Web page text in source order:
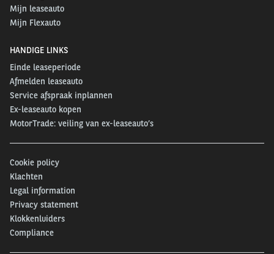
Mijn leaseauto
Mijn Flexauto
HANDIGE LINKS
Einde leaseperiode
Afmelden leaseauto
Service afspraak inplannen
Ex-leaseauto kopen
MotorTrade: veiling van ex-leaseauto’s
Cookie policy
Klachten
Legal information
Privacy statement
Klokkenluiders
Compliance